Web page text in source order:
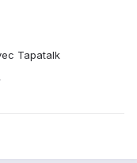
Tapatalk